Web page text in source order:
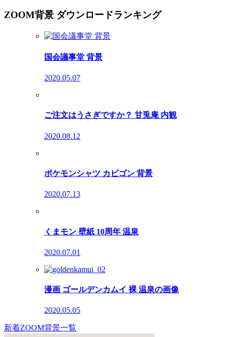
ZOOM背景 ダウンロードランキング
国会議事堂 背景
2020.05.07
ご注文はうさぎですか？ 甘兎庵 内観
2020.08.12
ポケモンシャツ カビゴン 背景
2020.07.13
くまモン 壁紙 10周年 温泉
2020.07.01
漫画 ゴールデンカムイ 裸 温泉の画像
2020.05.05
新着ZOOM背景一覧